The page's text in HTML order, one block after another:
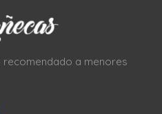
recomendado a menores